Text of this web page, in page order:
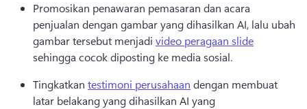
Promosikan penawaran pemasaran dan acara
penjualan dengan gambar yang dihasilkan AI, lalu ubah
gambar tersebut menjadi video peragaan slide
sehingga cocok diposting ke media sosial.
Tingkatkan testimoni perusahaan dengan membuat
latar belakang yang dihasilkan AI yang